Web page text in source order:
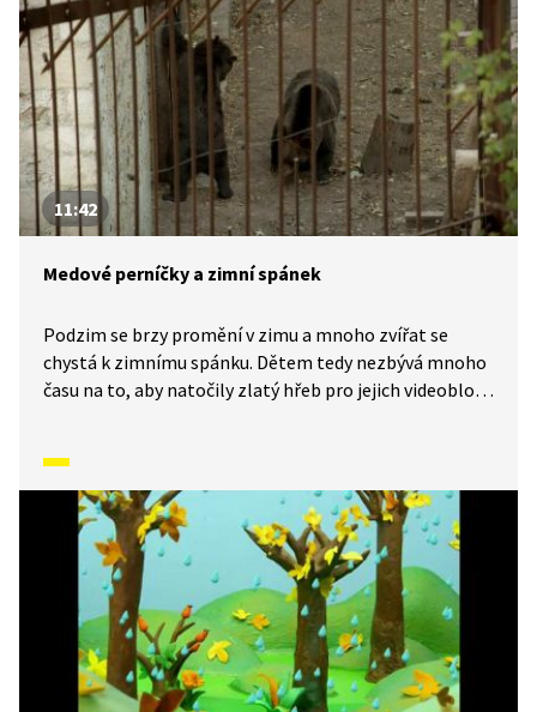
11:42
Medové perníčky a zimní spánek
Podzim se brzy promění v zimu a mnoho zvířat se
chystá k zimnímu spánku. Dětem tedy nezbývá mnoho
času na to, aby natočily zlatý hřeb pro jejich videoblog: